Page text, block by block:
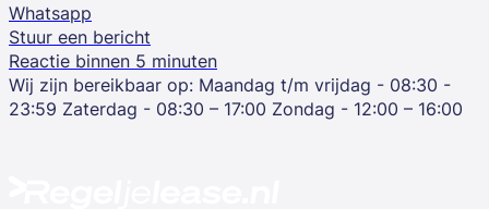
Whatsapp
Stuur een bericht
Reactie binnen 5 minuten
Wij zijn bereikbaar op: Maandag t/m vrijdag - 08:30 -
23:59 Zaterdag - 08:30 – 17:00 Zondag - 12:00 – 16:00